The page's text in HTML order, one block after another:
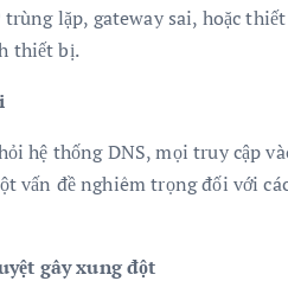
lặp, gateway sai, hoặc
thiết bị.
hệ thống DNS, mọi truy
vấn đề nghiêm trọng đối với
gây xung đột